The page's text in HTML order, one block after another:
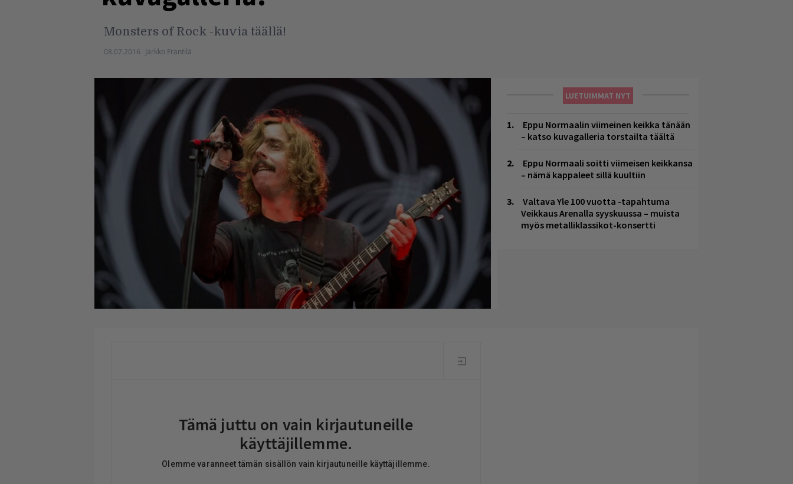
Monsters of Rock -kuvia täällä!
08.07.2016 Jarkko Fräntilä
LUETUIMMAT NYT
Eppu Normaalin viimeinen keikka tänään
– katso kuvagalleria torstailta täältä
Eppu Normaali soitti viimeisen keikkansa
– nämä kappaleet sillä kuultiin
Valtava Yle 100 vuotta -tapahtuma
Veikkaus Arenalla syyskuussa – muista
myös metalliklassikot-konsertti